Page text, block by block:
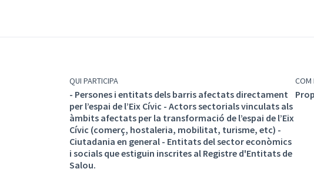
QUI PARTICIPA
- Persones i entitats dels barris afectats directament
per l’espai de l’Eix Cívic - Actors sectorials vinculats als
àmbits afectats per la transformació de l’espai de l’Eix
Cívic (comerç, hostaleria, mobilitat, turisme, etc) -
Ciutadania en general - Entitats del sector econòmics
i socials que estiguin inscrites al Registre d'Entitats de
Salou.
COM